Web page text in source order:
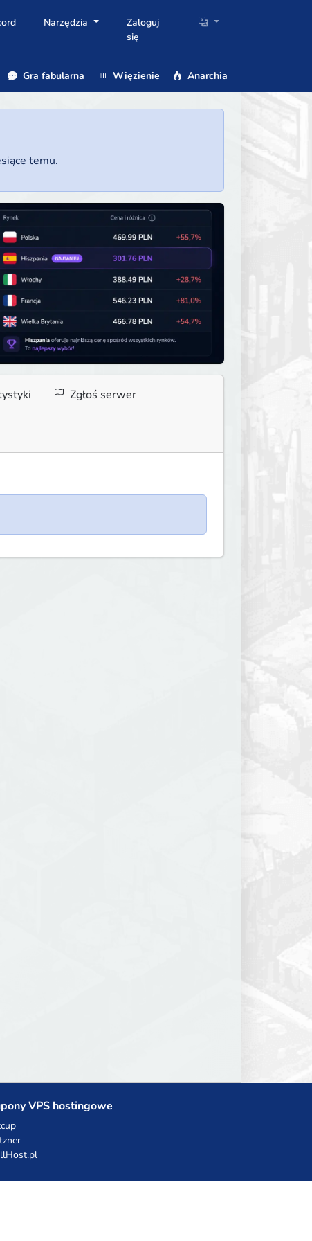
Narzędzia
Zaloguj
się
Gra fabularna Więzienie Anarchia
temu.
Zgłoś serwer
VPS hostingowe